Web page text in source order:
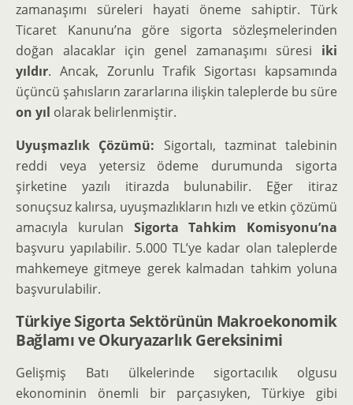
zamanaşımı süreleri hayati öneme sahiptir. Türk
Ticaret Kanunu’na göre sigorta sözleşmelerinden
doğan alacaklar için genel zamanaşımı süresi iki
yıldır. Ancak, Zorunlu Trafik Sigortası kapsamında
üçüncü şahısların zararlarına ilişkin taleplerde bu süre
on yıl olarak belirlenmiştir.
Uyuşmazlık Çözümü: Sigortalı, tazminat talebinin
reddi veya yetersiz ödeme durumunda sigorta
şirketine yazılı itirazda bulunabilir. Eğer itiraz
sonuçsuz kalırsa, uyuşmazlıkların hızlı ve etkin çözümü
amacıyla kurulan Sigorta Tahkim Komisyonu’na
başvuru yapılabilir. 5.000 TL’ye kadar olan taleplerde
mahkemeye gitmeye gerek kalmadan tahkim yoluna
başvurulabilir.
Türkiye Sigorta Sektörünün Makroekonomik
Bağlamı ve Okuryazarlık Gereksinimi
Gelişmiş Batı ülkelerinde sigortacılık olgusu
ekonominin önemli bir parçasıyken, Türkiye gibi